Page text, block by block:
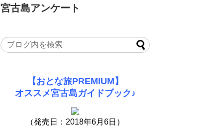
宮古島アンケート
【おとな旅PREMIUM】
オススメ宮古島ガイドブック♪
（発売日：2018年6月6日）